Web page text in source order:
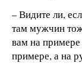
– Видите ли,
там мужчин
вам на
примере, а на